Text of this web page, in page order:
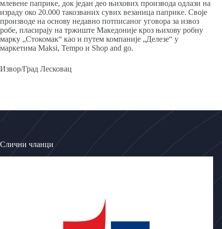
млевене паприке, док један део њихових производа одлази на
израду око 20.000 такозваних сувих везаница паприке. Своје
производе на основу недавно потписаног уговора за извоз
робе, пласирају на тржиште Македоније кроз њихову робну
марку „Стокомак“ као и путем компаније „Делезе“ у
маркетима Maksi, Tempo и Shop and go.
Извор/Град Лесковац
Слични чланци